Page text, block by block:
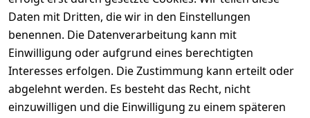
Daten mit Dritten, die wir in den Einstellungen
benennen. Die Datenverarbeitung kann mit
Einwilligung oder aufgrund eines berechtigten
Interesses erfolgen. Die Zustimmung kann erteilt oder
abgelehnt werden. Es besteht das Recht, nicht
einzuwilligen und die Einwilligung zu einem späteren
r.